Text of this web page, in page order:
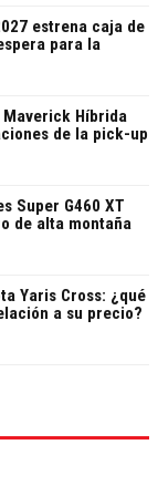
estrena caja de
para la
Híbrida
de la pick-up
Super G460 XT
de alta montaña
Yaris Cross: ¿qué
a su precio?